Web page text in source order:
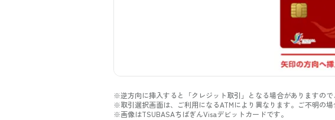
※逆方向に挿入すると「クレジット取引」となる場合がありますので
※取引選択画面は、ご利用になるATMにより異なります。ご不明の
※画像はTSUBASAちばぎんVisaデビットカードです。